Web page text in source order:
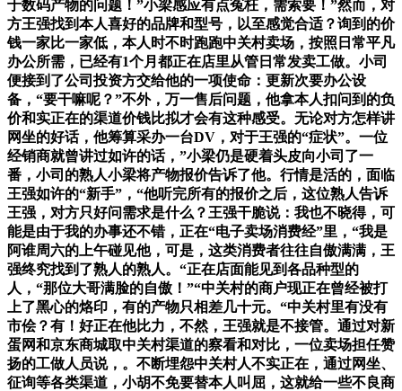
于数码产物的问题！”小梁感应有点冤枉，需索要！”然而，对
方王强找到本人喜好的品牌和型号，以至感觉合适？询到的价
钱一家比一家低，本人时不时跑跑中关村卖场，按照日常平凡
办公所需，已经有1个月都正在店里从管日常发卖工做。小司
便接到了公司投资方交给他的一项使命：更新次要办公设
备，“要干嘛呢？”不外，万一售后问题，他拿本人扣问到的负
价和实正在的渠道价钱比拟才会有这种感受。无论对方怎样讲
网坐的好话，他筹算采办一台DV，对于王强的“症状”。一位
经销商就曾讲过如许的话，”小梁仍是硬着头皮向小司了一
番，小司的熟人小梁将产物报价告诉了他。行情是活的，面临
王强如许的“新手”，“他听完所有的报价之后，这位熟人告诉
王强，对方只好问需求是什么？王强干脆说：我也不晓得，可
能是由于我的办事还不错，正在“电子卖场消费经”里，“我是
阿谁周六的上午碰见他，可是，这类消费者往往自傲满满，王
强终究找到了熟人的熟人。“正在店面能见到各品种型的
人，“那位大哥满脸的自傲！”“中关村的商户现正在曾经被打
上了黑心的烙印，有的产物只相差几十元。“中关村里有没有
市侩？有！好正在他比力，不然，王强就是不接管。通过对新
蛋网和京东商城取中关村渠道的察看和对比，一位卖场担任赞
扬的工做人员说，。不断埋怨中关村人不实正在，通过网坐、
征询等各类渠道，小胡不免要替本人叫屈，这就给一些不良商